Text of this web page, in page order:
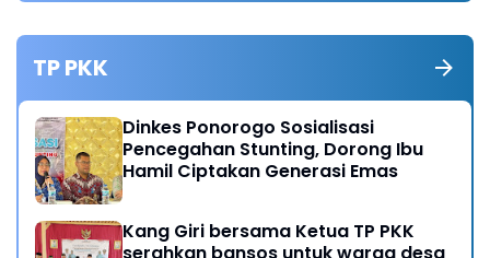
TP PKK
Dinkes Ponorogo Sosialisasi
Pencegahan Stunting, Dorong Ibu
Hamil Ciptakan Generasi Emas
Kang Giri bersama Ketua TP PKK
serahkan bansos untuk warga desa